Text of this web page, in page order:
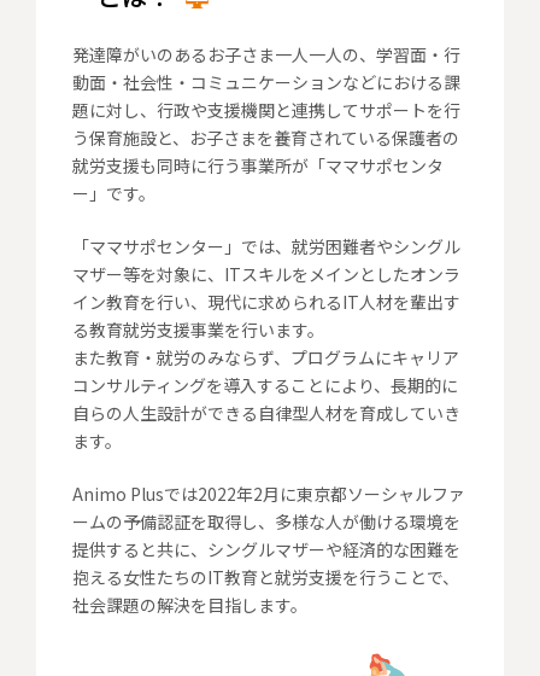
発達障がいのあるお子さま一人一人の、学習面・行
動面・社会性・コミュニケーションなどにおける課
題に対し、行政や支援機関と連携してサポートを行
う保育施設と、お子さまを養育されている保護者の
就労支援も同時に行う事業所が「ママサポセンタ
ー」です。
「ママサポセンター」では、就労困難者やシングル
マザー等を対象に、ITスキルをメインとしたオンラ
イン教育を行い、現代に求められるIT人材を輩出す
る教育就労支援事業を行います。
また教育・就労のみならず、プログラムにキャリア
コンサルティングを導入することにより、長期的に
自らの人生設計ができる自律型人材を育成していき
ます。
Animo Plusでは2022年2月に東京都ソーシャルファ
ームの予備認証を取得し、多様な人が働ける環境を
提供すると共に、シングルマザーや経済的な困難を
抱える女性たちのIT教育と就労支援を行うことで、
社会課題の解決を目指します。